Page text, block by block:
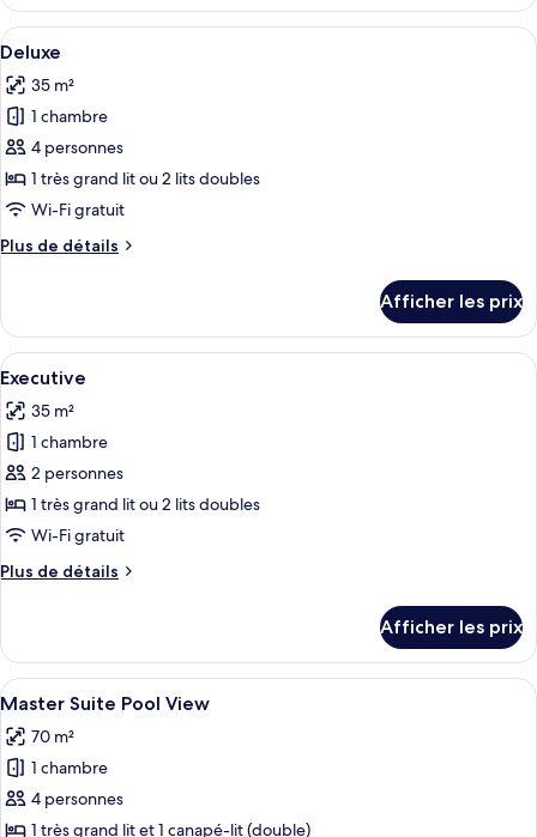
vue
sur
la
piscine
Deluxe,
vue
la
piscine
Afficher
toutes
les
photos
pour
ce
type
chambre :
Une chambre d’hôtel avec deux lits,
5
Deluxe
35 m²
1 chambre
4 personnes
1 très grand lit ou 2 lits doubles
Wi-Fi gratuit
Plus de détails
Plus
Deluxe
Afficher les prix
Afficher
toutes
les
photos
pour
ce
type
chambre :
Une chambre d’hôtel avec un lit, un
5
Executive
35 m²
1 chambre
2 personnes
1 très grand lit ou 2 lits doubles
Wi-Fi gratuit
Plus de détails
Plus
Executive
Afficher les prix
Afficher
toutes
les
photos
pour
ce
Une chambre d’hôtel moderne
6
Master Suite Pool View
70 m²
1 chambre
4 personnes
1 très grand lit et 1 canapé-lit (double)